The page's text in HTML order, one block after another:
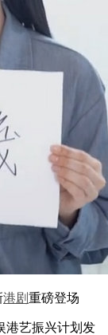
港剧重磅登场
艺振兴计划发